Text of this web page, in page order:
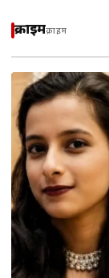
क्राइमक्राइम